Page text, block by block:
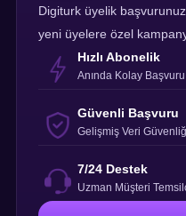
Digiturk üyelik
yeni üyelere özel
Hızlı Abonelik
Anında Kolay Başvuru
Güvenli Başvuru
Gelişmiş Veri
7/24 Destek
Uzman Müşteri